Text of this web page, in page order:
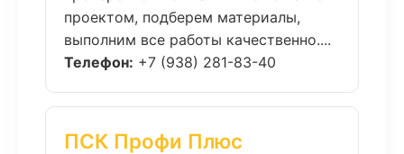
проектом, подберем материалы,
выполним все работы качественно....
Телефон: +7 (938) 281-83-40
ПСК Профи Плюс